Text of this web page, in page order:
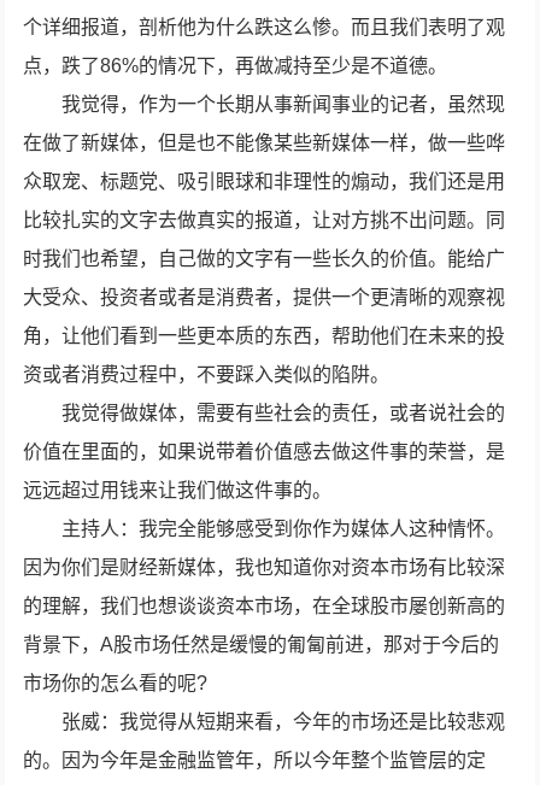
个详细报道，剖析他为什么跌这么惨。而且我们表明了观
点，跌了86%的情况下，再做减持至少是不道德。
我觉得，作为一个长期从事新闻事业的记者，虽然现
在做了新媒体，但是也不能像某些新媒体一样，做一些哗
众取宠、标题党、吸引眼球和非理性的煽动，我们还是用
比较扎实的文字去做真实的报道，让对方挑不出问题。同
时我们也希望，自己做的文字有一些长久的价值。能给广
大受众、投资者或者是消费者，提供一个更清晰的观察视
角，让他们看到一些更本质的东西，帮助他们在未来的投
资或者消费过程中，不要踩入类似的陷阱。
我觉得做媒体，需要有些社会的责任，或者说社会的
价值在里面的，如果说带着价值感去做这件事的荣誉，是
远远超过用钱来让我们做这件事的。
主持人：我完全能够感受到你作为媒体人这种情怀。
因为你们是财经新媒体，我也知道你对资本市场有比较深
的理解，我们也想谈谈资本市场，在全球股市屡创新高的
背景下，A股市场任然是缓慢的匍匐前进，那对于今后的
市场你的怎么看的呢?
张威：我觉得从短期来看，今年的市场还是比较悲观
的。因为今年是金融监管年，所以今年整个监管层的定